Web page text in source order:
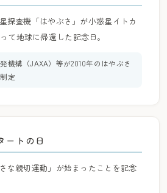
探査機「はやぶさ」が小惑星イトカ
て地球に帰還した記念日。
機構（JAXA）等が2010年のはやぶさ
定
ートの日
な親切運動」が始まったことを記念